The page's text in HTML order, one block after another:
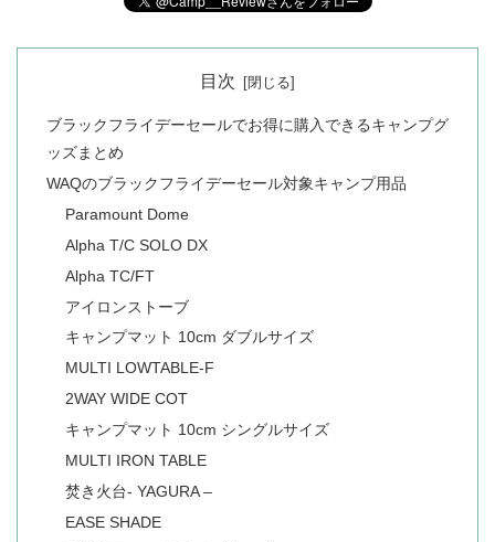
目次
ブラックフライデーセールでお得に購入できるキャンプグ
ッズまとめ
WAQのブラックフライデーセール対象キャンプ用品
Paramount Dome
Alpha T/C SOLO DX
Alpha TC/FT
アイロンストーブ
キャンプマット 10cm ダブルサイズ
MULTI LOWTABLE-F
2WAY WIDE COT
キャンプマット 10cm シングルサイズ
MULTI IRON TABLE
焚き火台- YAGURA –
EASE SHADE